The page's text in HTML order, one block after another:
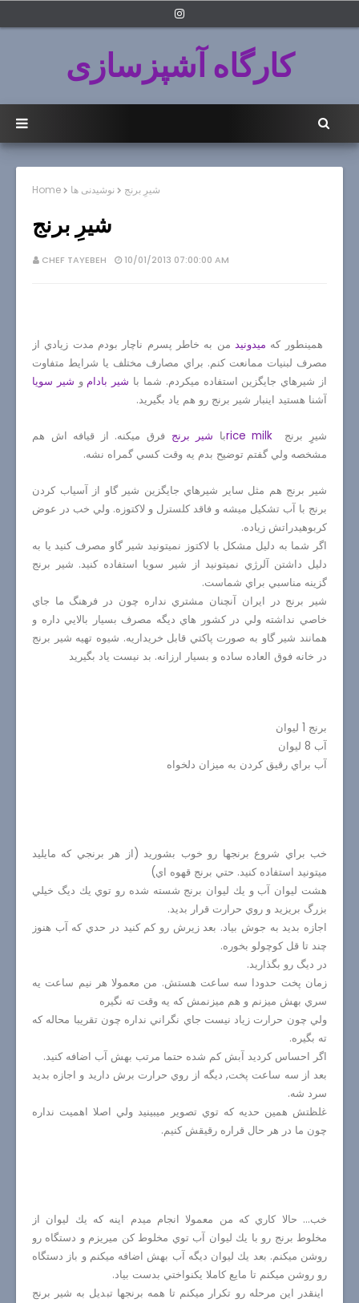
کارگاه آشپزسازی
Home نوشیدنی ها شيرِ برنج
شيرِ برنج
CHEF TAYEBEH 10/01/2013 07:00:00 AM
همينطور كه ميدونيد من به خاطر پسرم ناچار بودم مدت زيادي از
مصرف لبنيات ممانعت كنم. براي مصارف مختلف يا شرايط متفاوت
از شيرهاي جايگزين استفاده ميكردم. شما با شير بادامو شير سويا
آشنا هستيد اينبار شير برنج رو هم ياد بگيريد.
شيرِِ برنج rice milkبا شير برنج فرق ميكنه. از قيافه اش هم
مشخصه ولي گفتم توضيح بدم يه وقت كسي گمراه نشه.
شير برنج هم مثل ساير شيرهاي جايگزين شير گاو از آسياب كردن
برنج با آب تشكيل ميشه و فاقد كلسترل و لاكتوزه. ولي خب در عوض
كربوهيدراتش زياده.
اگر شما به دليل مشكل با لاكتوز نميتونيد شير گاو مصرف كنيد يا به
دليل داشتن آلرژي نميتونيد از شير سويا استفاده كنيد. شير برنج
گزينه مناسبي براي شماست.
شير برنج در ايران آنچنان مشتري نداره چون در فرهنگ ما جاي
خاصي نداشته ولي در كشور هاي ديگه مصرف بسيار بالايي داره و
همانند شير گاو به صورت پاكتي قابل خريداريه. شيوه تهيه شير برنج
در خانه فوق العاده ساده و بسيار ارزانه. بد نيست ياد بگيريد
برنج 1 ليوان
آب 8 ليوان
آب براي رقيق كردن به ميزان دلخواه
خب براي شروع برنجها رو خوب بشوريد (از هر برنجي كه مايليد
ميتونيد استفاده كنيد. حتي برنج قهوه اي)
هشت ليوان آب و يك ليوان برنج شسته شده رو توي يك ديگ خيلي
بزرگ بريزيد و روي حرارت قرار بديد.
اجازه بديد به جوش بياد. بعد زيرش رو كم كنيد در حدي كه آب هنوز
چند تا قل كوچولو بخوره.
در ديگ رو بگذاريد.
زمان پخت حدودا سه ساعت هستش. من معمولا هر نيم ساعت يه
سري بهش ميزنم و هم ميزنمش كه يه وقت ته نگيره
ولي چون حرارت زياد نيست جاي نگراني نداره چون تقريبا محاله كه
ته بگيره.
اگر احساس كرديد آبش كم شده حتما مرتب بهش آب اضافه كنيد.
بعد از سه ساعت پخت,ديگه از روي حرارت برش داريد و اجازه بديد
سرد شه.
غلظتش همين حديه كه توي تصوير ميبينيد ولي اصلا اهميت نداره
چون ما در هر حال قراره رقيقش كنيم.
خب... حالا كاري كه من معمولا انجام ميدم اينه كه يك ليوان از
مخلوط برنج رو با يك ليوان آب توي مخلوط كن ميريزم و دستگاه رو
روشن ميكنم. بعد يك ليوان ديگه آب بهش اضافه ميكنم و باز دستگاه
رو روشن ميكنم تا مايع كاملا يكنواختي بدست بياد.
اينقدر اين مرحله رو تكرار ميكنم تا همه برنجها تبديل به شير برنج